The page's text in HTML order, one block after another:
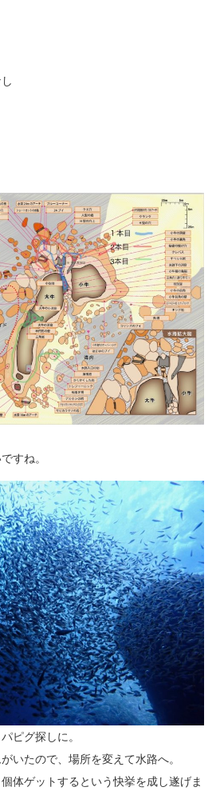
すね。
ピグ探しに。
いたので、場所を変えて水路へ。
体ゲットするという快挙を成し遂げま